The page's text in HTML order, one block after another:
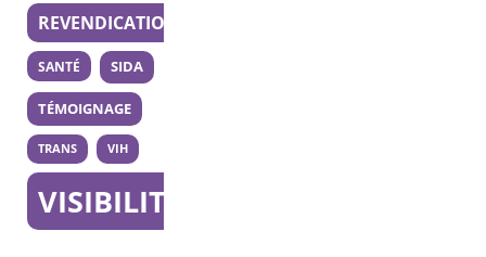
REVENDICATION
SANTÉ SIDA
TÉMOIGNAGE
TRANS VIH
VISIBILITÉ